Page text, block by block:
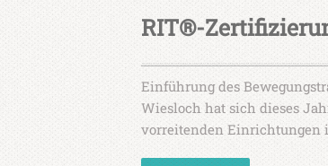
RIT®-
Einführung des
Wiesloch hat sich dieses
vorreitenden Einrichtungen